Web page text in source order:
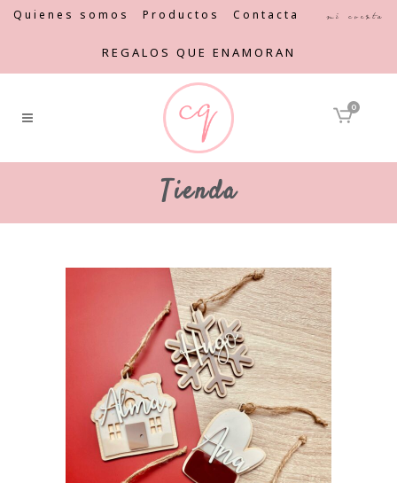
Quienes somos Productos Contacta Mi cuenta
REGALOS QUE ENAMORAN
0
Tienda